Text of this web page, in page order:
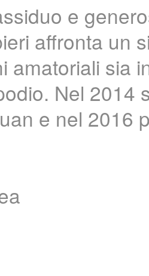
e
affronta un
amatoriali sia
Nel 2014
e nel 2016